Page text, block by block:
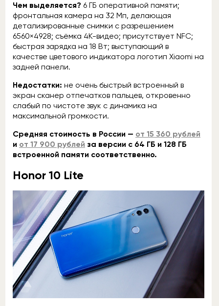
Чем выделяется? 6 ГБ оперативной памяти;
фронтальная камера на 32 Мп, делающая
детализированные снимки с разрешением
6560×4928; съёмка 4К-видео; присутствует NFC;
быстрая зарядка на 18 Вт; выступающий в
качестве цветового индикатора логотип Xiaomi на
задней панели.
Недостатки: не очень быстрый встроенный в
экран сканер отпечатков пальцев, откровенно
слабый по чистоте звук с динамика на
максимальной громкости.
Средняя стоимость в России — от 15 360 рублей
и от 17 900 рублей за версии с 64 ГБ и 128 ГБ
встроенной памяти соответственно.
Honor 10 Lite